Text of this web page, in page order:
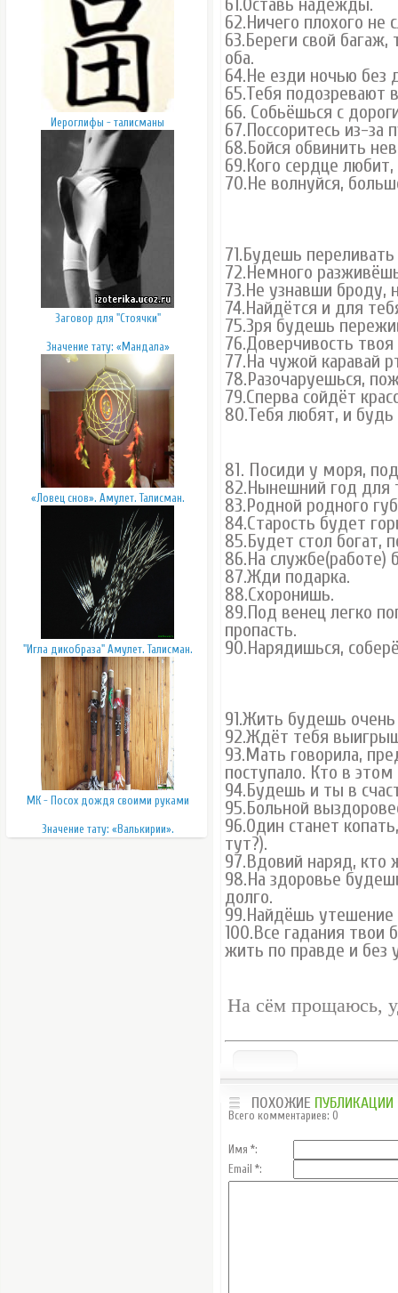
Иероглифы - талисманы
Заговор для "Стоячки"
Значение тату: «Мандала»
«Ловец снов». Амулет. Талисман.
"Игла дикобраза" Амулет. Талисман.
МК - Посох дождя своими руками
Значение тату: «Валькирии».
61.Оставь надежды.
62.Ничего плохого не
63.Береги свой
оба.
64.Не езди ночью без
65.Тебя подозревают
66. Собьёшься с
67.Поссоритесь из-за
68.Бойся обвинить
69.Кого сердце
70.Не волнуйся,
71.Будешь
72.Немного
73.Не узнавши броду,
74.Найдётся и для
75.Зря будешь
76.Доверчивость
77.На чужой каравай
78.Разочаруешься,
79.Сперва сойдёт
80.Тебя любят, и будь
81. Посиди у моря,
82.Нынешний год для
83.Родной родного
84.Старость будет
85.Будет стол богат,
86.На службе(работе)
87.Жди подарка.
88.Схоронишь.
89.Под венец легко
пропасть.
90.Нарядишься,
91.Жить будешь очень
92.Ждёт тебя
93.Мать говорила,
поступало. Кто в этом
94.Будешь и ты в
95.Больной
96.Один станет
тут?).
97.Вдовий наряд, кто
98.На здоровье
долго.
99.Найдёшь утешение
100.Все гадания твои
жить по правде и без
На сём прощаюсь,
ПОХОЖИЕ ПУБЛИКАЦИИ
Всего комментариев: 0
Имя *:
Email *: